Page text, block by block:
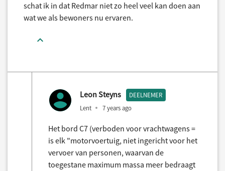
schat ik in dat Redmar niet zo heel veel kan doen aan
wat we als bewoners nu ervaren.
Leon Steyns DEELNEMER
Lent 7 years ago
Het bord C7 (verboden voor vrachtwagens =
is elk "motorvoertuig, niet ingericht voor het
vervoer van personen, waarvan de
toegestane maximum massa meer bedraagt